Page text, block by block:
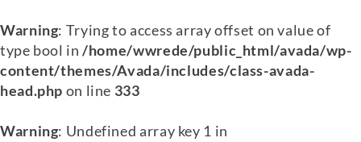
Warning: Trying to access array offset on value of
type bool in/home/wwrede/public_html/avada/wp-
content/themes/Avada/includes/class-avada-
head.php on line 333
Warning: Undefined array key 1 in